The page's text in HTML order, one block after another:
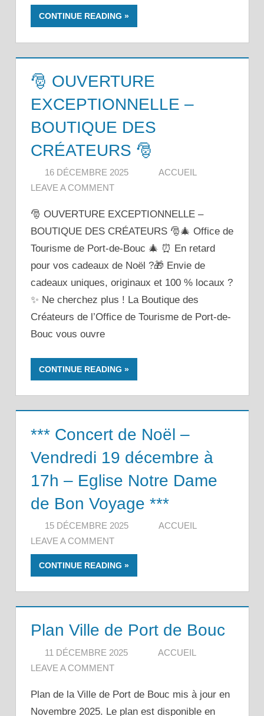
CONTINUE READING
🎅 OUVERTURE
EXCEPTIONNELLE –
BOUTIQUE DES
CRÉATEURS 🎅
16 DÉCEMBRE 2025
ACCUEIL
LEAVE A COMMENT
🎅 OUVERTURE EXCEPTIONNELLE –
BOUTIQUE DES CRÉATEURS 🎅🎄 Office de
Tourisme de Port-de-Bouc 🎄 ⏰ En retard
pour vos cadeaux de Noël ?🎁 Envie de
cadeaux uniques, originaux et 100 % locaux ?
✨ Ne cherchez plus ! La Boutique des
Créateurs de l’Office de Tourisme de Port-de-
Bouc vous ouvre
CONTINUE READING
*** Concert de Noël –
Vendredi 19 décembre à
17h – Eglise Notre Dame
de Bon Voyage ***
15 DÉCEMBRE 2025
ACCUEIL
LEAVE A COMMENT
CONTINUE READING
Plan Ville de Port de Bouc
11 DÉCEMBRE 2025
ACCUEIL
LEAVE A COMMENT
Plan de la Ville de Port de Bouc mis à jour en
Novembre 2025. Le plan est disponible en